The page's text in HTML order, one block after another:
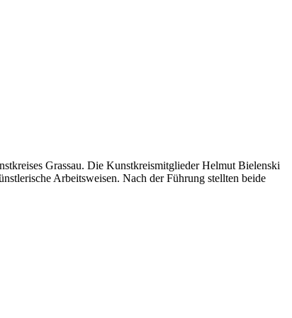
Grassau. Die Kunstkreismitglieder Helmut Bielenski
Arbeitsweisen. Nach der Führung stellten beide